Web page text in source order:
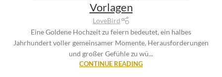
Vorlagen
LoveBird
Eine Goldene Hochzeit zu feiern bedeutet, ein halbes
Jahrhundert voller gemeinsamer Momente, Herausforderungen
und großer Gefühle zu wü...
CONTINUE READING